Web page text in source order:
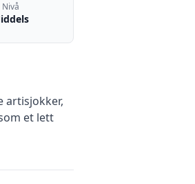
Nivå
artisjokker,
et lett